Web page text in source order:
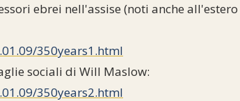
ebrei nell'assise (noti anche
350years1.html
sociali di Will Maslow:
350years2.html